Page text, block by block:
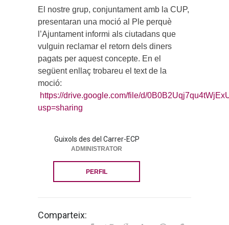
El nostre grup, conjuntament amb la CUP,
presentaran una moció al Ple perquè
l’Ajuntament informi als ciutadans que
vulguin reclamar el retorn dels diners
pagats per aquest concepte. En el
següent enllaç trobareu el text de la
moció:
https://drive.google.com/file/d/
usp=sharing
Guixols des del Carrer-ECP
ADMINISTRATOR
PERFIL
Comparteix: